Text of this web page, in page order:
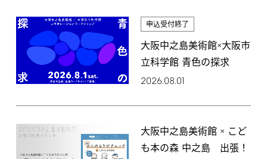
申込受付終了
大阪中之島美術館×大阪市
立科学館 青色の探求
2026.08.01
大阪中之島美術館 × こど
も本の森 中之島 出張！